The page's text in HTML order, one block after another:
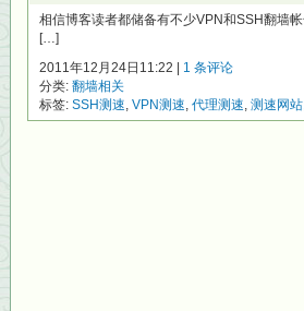
相信博客读者都储备有不少VPN和SSH翻墙
[…]
2011年12月24日11:22 | 1 条评论
分类: 翻墙相关
标签: SSH测速, VPN测速, 代理测速, 测速网站